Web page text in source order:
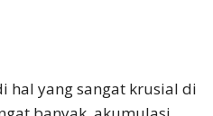
hal yang sangat krusial di